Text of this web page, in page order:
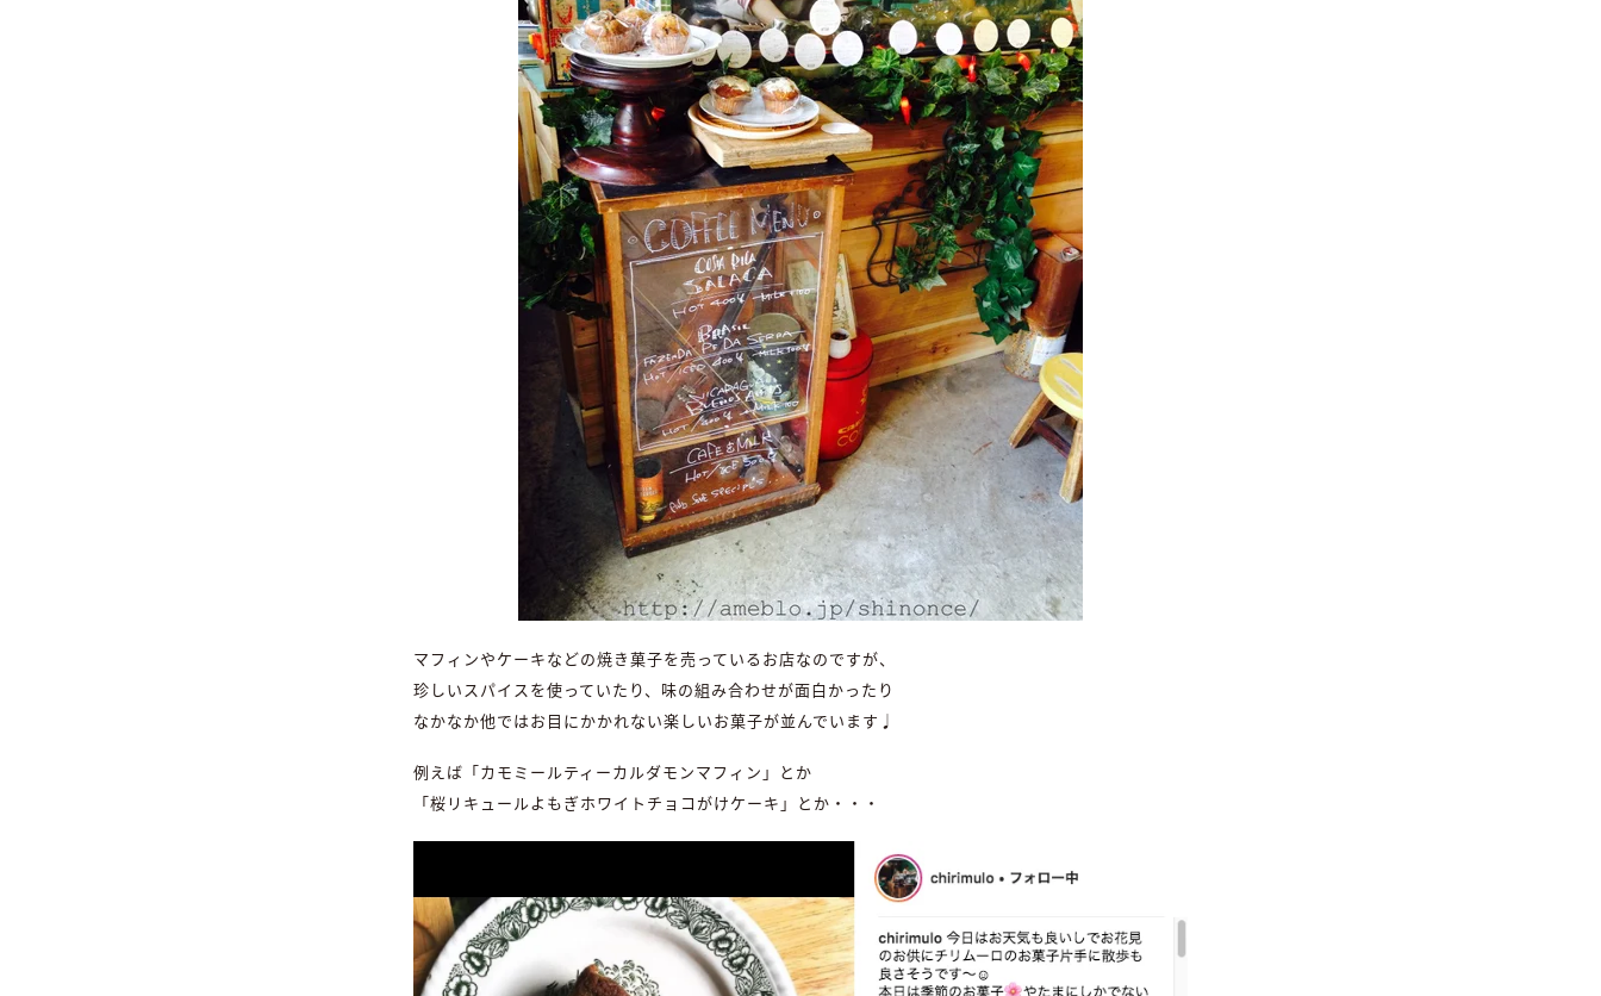
マフィンやケーキなどの焼き菓子を売っているお店なのですが、
珍しいスパイスを使っていたり、味の組み合わせが面白かったり
なかなか他ではお目にかかれない楽しいお菓子が並んでいます♩
例えば「カモミールティーカルダモンマフィン」とか
「桜リキュールよもぎホワイトチョコがけケーキ」とか・・・